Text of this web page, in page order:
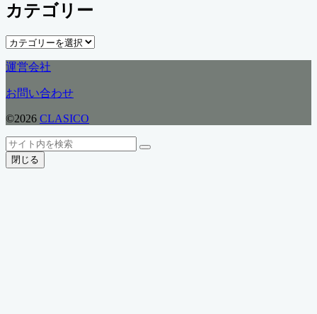
カ
イ
ブ
カテゴリー
カ
ゴ
リ
ー
運営会社
お問い合わせ
©2026 CLASICO
ト
ッ
プ
検
索
検
閉じる